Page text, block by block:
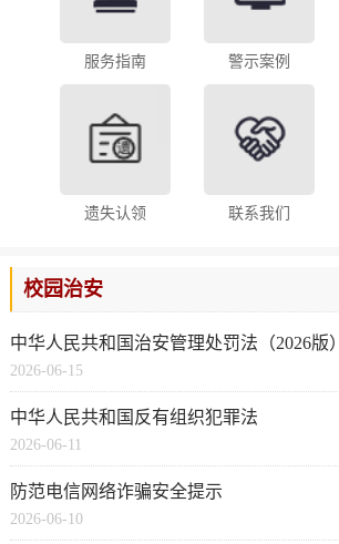
服务指南 警示案例
遗失认领 联系我们
校园治安
中华人民共和国治安管理处罚法（2026版）
2026-06-15
中华人民共和国反有组织犯罪法
2026-06-11
防范电信网络诈骗安全提示
2026-06-10